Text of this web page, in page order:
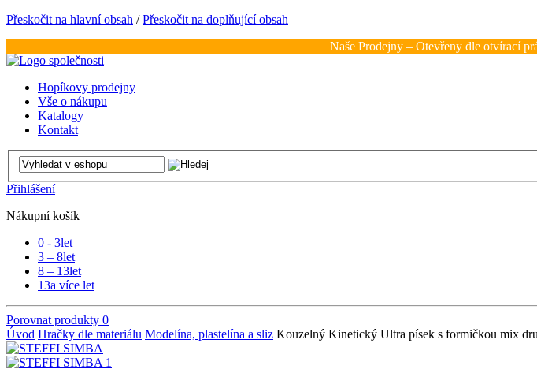
Přeskočit na hlavní obsah /Přeskočit na doplňující obsah
Naše Prodejny – Otevřeny dle otvírací
Hopíkovy prodejny
Vše o nákupu
Katalogy
Kontakt
Přihlášení
Nákupní košík
0 - 3let
3 – 8let
8 – 13let
13a více let
Porovnat produkty 0
Úvod Hračky dle materiálu Modelína, plastelína a sliz Kouzelný Kinetický Ultra písek s formičkou mix